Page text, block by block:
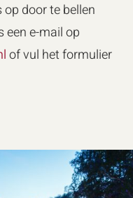
door te bellen
een e-mail op
of vul het formulier